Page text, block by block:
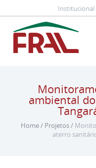
Institucional
ambiental
Home/ Projetos/
aterro